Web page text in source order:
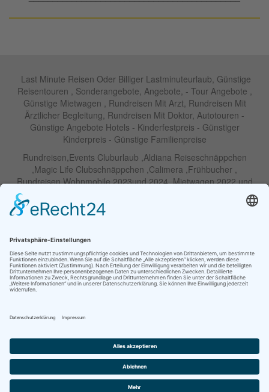
Last Minute Reisen Oder Billiger Lastminuteurlaub, Günstige
Reisentouren , Sonderangebote, Angebote, - Tour Angebote ,
Günstige Mietwagen , Rundreisen Mit Arzt, Rundreisen Mit
Ärztlicher Begleitung, Rundreisen Mit Doktor, Autotouren -
Günstige Angebote Hotels - Kinderfestpreis - Günstiger
Kinderpreis - Günstige Familienpreise
Rundreisen,Events Cluburlaub ,Aldiana Reiseschnäppchen
,Magic Life Clubschnäppchen ,Calimera ,Frühbucher ,
Rundreisen Wohnmobile 2023und 2024 ,Mietwagen 2022 und
Weihnachtreisen 2022 und 2023 , Silvesterreisen 2022 und 2032,
Namibia, Wohnmobile , Billige Angebote, Touren,Angebote Für
Mietwagentouren , Billige Lastminute Angebote Für
Mietwagenrundreisen, Mietwagenreisen ,Selbstfahrertouren
RIU Urlaubs Angebote - RIU Urlaub Schnäppchen - RIU Clubhotel
- Lastminute RIU - Riu Palace Hotels - Robinson Clubs -
Familien Angebote Europa Park Freizeitpark
Partner im Netzwerk Travel on Air